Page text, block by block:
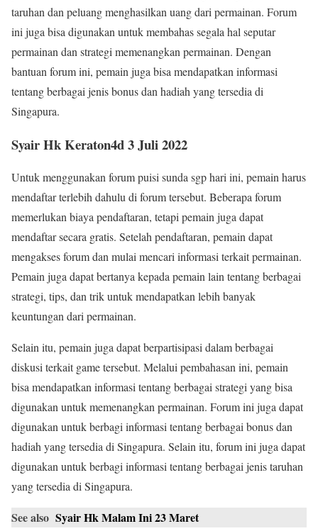
taruhan dan peluang menghasilkan uang dari permainan. Forum
ini juga bisa digunakan untuk membahas segala hal seputar
permainan dan strategi memenangkan permainan. Dengan
bantuan forum ini, pemain juga bisa mendapatkan informasi
tentang berbagai jenis bonus dan hadiah yang tersedia di
Singapura.
Syair Hk Keraton4d 3 Juli 2022
Untuk menggunakan forum puisi sunda sgp hari ini, pemain harus
mendaftar terlebih dahulu di forum tersebut. Beberapa forum
memerlukan biaya pendaftaran, tetapi pemain juga dapat
mendaftar secara gratis. Setelah pendaftaran, pemain dapat
mengakses forum dan mulai mencari informasi terkait permainan.
Pemain juga dapat bertanya kepada pemain lain tentang berbagai
strategi, tips, dan trik untuk mendapatkan lebih banyak
keuntungan dari permainan.
Selain itu, pemain juga dapat berpartisipasi dalam berbagai
diskusi terkait game tersebut. Melalui pembahasan ini, pemain
bisa mendapatkan informasi tentang berbagai strategi yang bisa
digunakan untuk memenangkan permainan. Forum ini juga dapat
digunakan untuk berbagi informasi tentang berbagai bonus dan
hadiah yang tersedia di Singapura. Selain itu, forum ini juga dapat
digunakan untuk berbagi informasi tentang berbagai jenis taruhan
yang tersedia di Singapura.
See also Syair Hk Malam Ini 23 Maret